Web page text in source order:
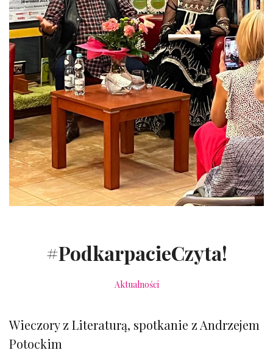
#PodkarpacieCzyta!
Aktualności
Wieczory z Literaturą, spotkanie z Andrzejem
Potockim